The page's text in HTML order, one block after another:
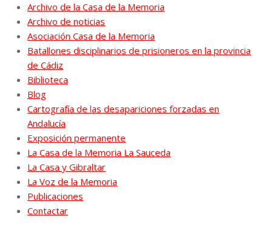
Archivo de la Casa de la Memoria
Archivo de noticias
Asociación Casa de la Memoria
Batallones disciplinarios de prisioneros en la provincia
de Cádiz
Biblioteca
Blog
Cartografía de las desapariciones forzadas en
Andalucía
Exposición permanente
La Casa de la Memoria La Sauceda
La Casa y Gibraltar
La Voz de la Memoria
Publicaciones
Contactar